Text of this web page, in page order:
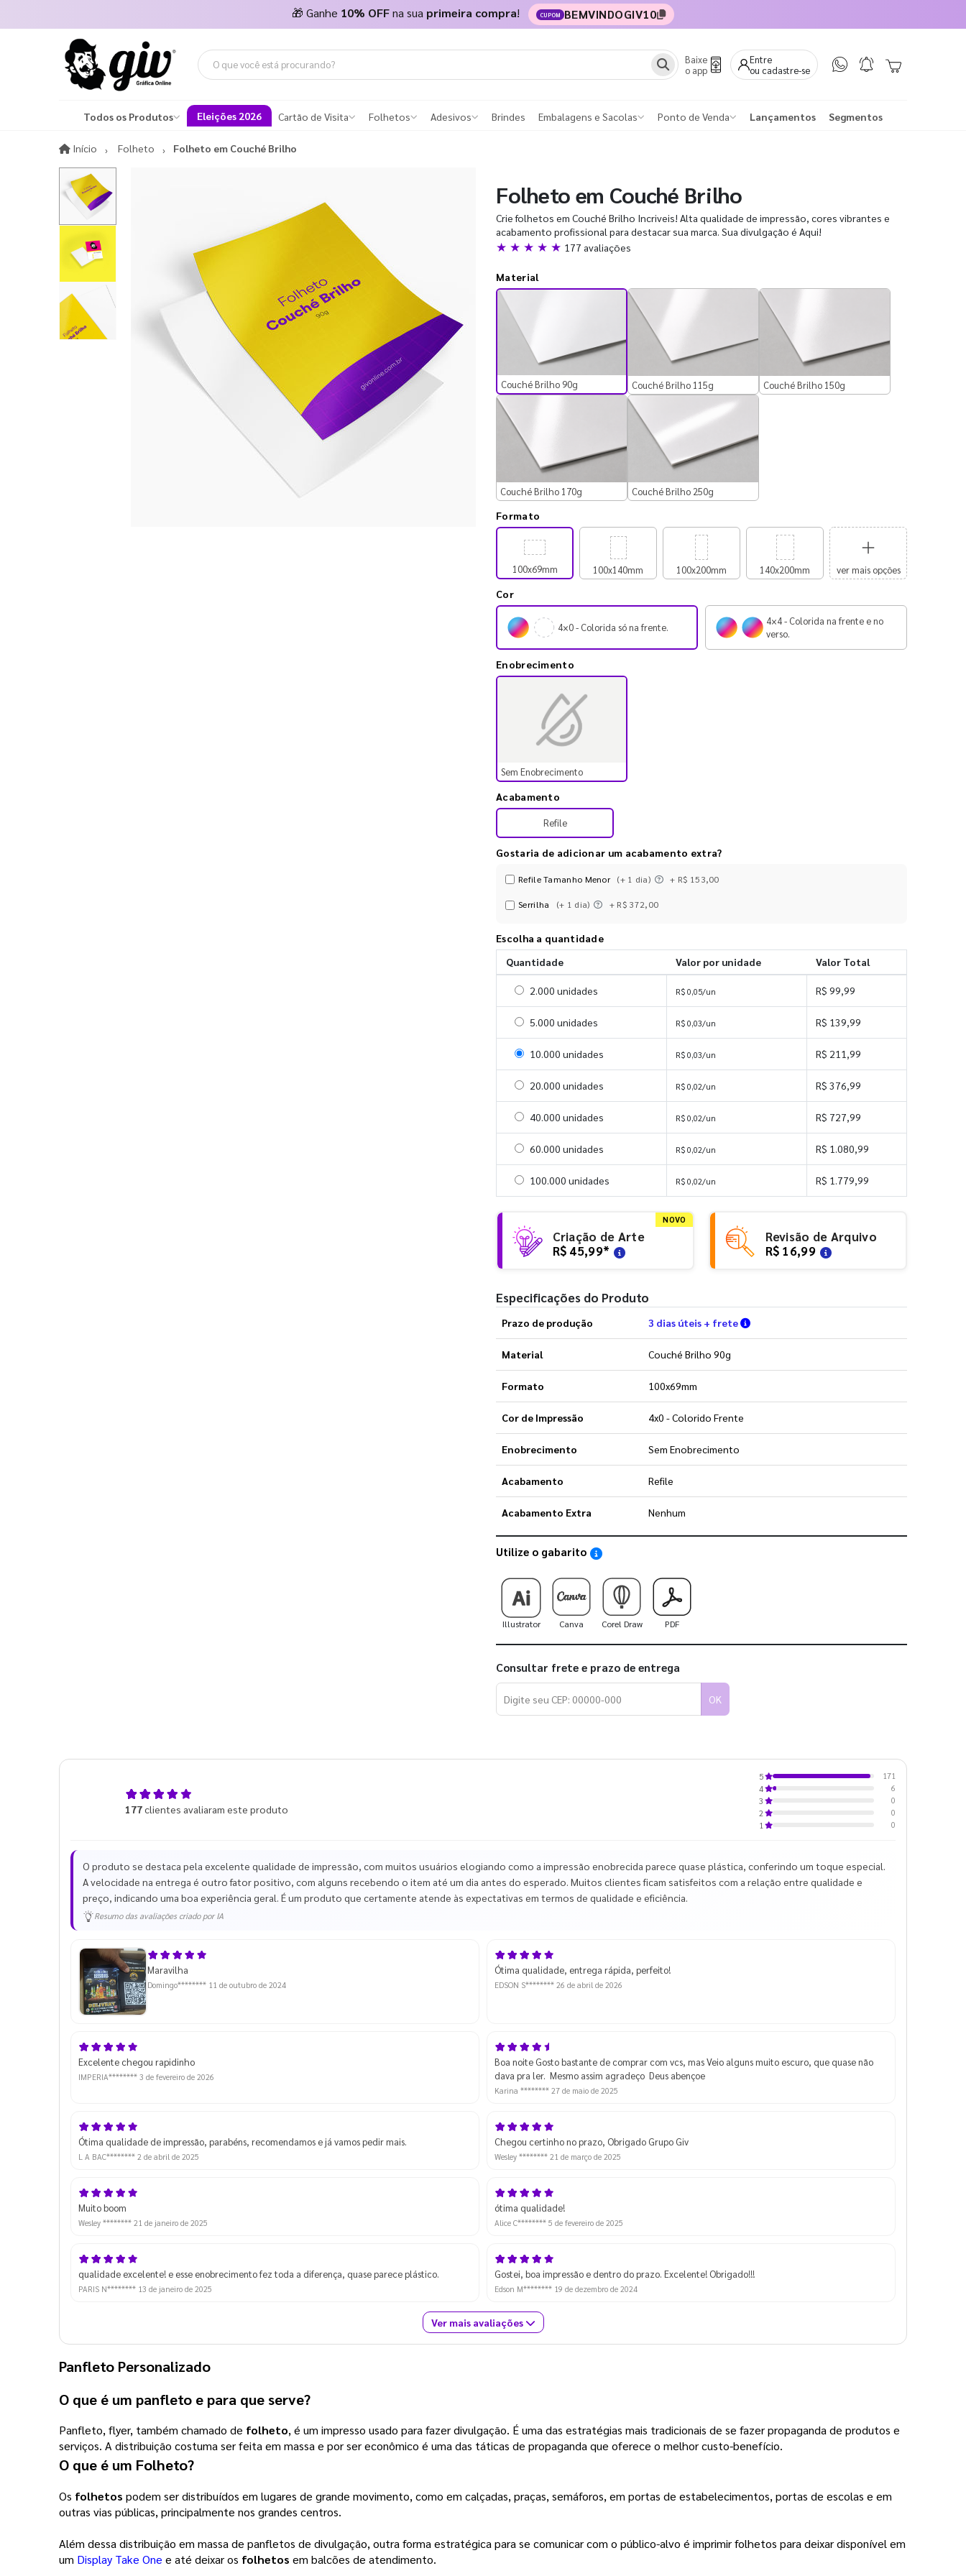
🎁 Ganhe 10% OFFna sua primeira compra! CUPOM BEMVINDOGIV10
Baixe
o app
Entre
ou cadastre-se
Todos os Produtos Eleições 2026 Cartão de Visita Folhetos Adesivos Brindes Embalagens e Sacolas Ponto de Venda Lançamentos Segmentos
Início InícioFolheto Folheto em Couché Brilho
Folheto em Couché Brilho
Crie folhetos em Couché Brilho Incriveis! Alta qualidade de impressão, cores vibrantes e
acabamento profissional para destacar sua marca. Sua divulgação é Aqui!
★ ★ ★ ★ ★ 177 avaliações
Material
Couché Brilho 90g Couché Brilho 115g Couché Brilho 150g
Couché Brilho 170g Couché Brilho 250g
Formato
100x69mm 100x140mm 100x200mm 140x200mm ver mais opções
Cor
4×0 - Colorida só na frente.
4×4 - Colorida na frente e no
verso.
Enobrecimento
Sem Enobrecimento
Acabamento
Refile
Gostaria de adicionar um acabamento extra?
Refile Tamanho Menor (+ 1 dia) + R$ 153,00
Serrilha (+ 1 dia) + R$ 372,00
Escolha a quantidade
Quantidade
Valor por unidade Valor Total
Selecionar 2000 unidades
2.000 unidades R$ 0,05/un R$ 99,99
Selecionar 5000 unidades
5.000 unidades R$ 0,03/un R$ 139,99
Selecionar 10000 unidades
10.000 unidades R$ 0,03/un R$ 211,99
Selecionar 20000 unidades
20.000 unidades R$ 0,02/un R$ 376,99
Selecionar 40000 unidades
40.000 unidades R$ 0,02/un R$ 727,99
Selecionar 60000 unidades
60.000 unidades R$ 0,02/un R$ 1.080,99
Selecionar 100000 unidades
100.000 unidades R$ 0,02/un R$ 1.779,99
NOVO
Criação de Arte
R$ 45,99*
Revisão de Arquivo
R$ 16,99
Especificações do Produto
Prazo de produção 3 dias úteis + frete Verifique as condições de entrega
Material Couché Brilho 90g
Formato 100x69mm
Cor de Impressão 4x0 - Colorido Frente
Enobrecimento Sem Enobrecimento
Acabamento Refile
Acabamento Extra Nenhum
Utilize o gabarito Saiba como utilizar os nossos gabaritos
Illustrator Canva Corel Draw PDF
Consultar frete e prazo de entrega
OK
177clientes avaliaram este produto
5
171
4
6
3
0
2
0
1
0
O produto se destaca pela excelente qualidade de impressão, com muitos usuários elogiando como a impressão enobrecida parece quase plástica, conferindo um toque especial.
A velocidade na entrega é outro fator positivo, com alguns recebendo o item até um dia antes do esperado. Muitos clientes ficam satisfeitos com a relação entre qualidade e
preço, indicando uma boa experiência geral. É um produto que certamente atende às expectativas em termos de qualidade e eficiência.
Resumo das avaliações criado por IA
Maravilha
Domingo******** 11 de outubro de 2024
Ótima qualidade, entrega rápida, perfeito!
EDSON S******** 26 de abril de 2026
Excelente chegou rapidinho
IMPERIA******** 3 de fevereiro de 2026
Boa noite Gosto bastante de comprar com vcs, mas Veio alguns muito escuro, que quase não
dava pra ler. Mesmo assim agradeço Deus abençoe
Karina ******** 27 de maio de 2025
Ótima qualidade de impressão, parabéns, recomendamos e já vamos pedir mais.
L A BAC******** 2 de abril de 2025
Chegou certinho no prazo, Obrigado Grupo Giv
Wesley ******** 21 de março de 2025
Muito boom
Wesley ******** 21 de janeiro de 2025
ótima qualidade!
Alice C******** 5 de fevereiro de 2025
qualidade excelente! e esse enobrecimento fez toda a diferença, quase parece plástico.
PARIS N******** 13 de janeiro de 2025
Gostei, boa impressão e dentro do prazo. Excelente! Obrigado!!!
Edson M******** 19 de dezembro de 2024
Ver mais avaliações
Panfleto Personalizado
O que é um panfleto e para que serve?
Panfleto, flyer, também chamado de folheto, é um impresso usado para fazer divulgação. É uma das estratégias mais tradicionais de se fazer propaganda de produtos e
serviços. A distribuição costuma ser feita em massa e por ser econômico é uma das táticas de propaganda que oferece o melhor custo-benefício.
O que é um Folheto?
Os folhetos podem ser distribuídos em lugares de grande movimento, como em calçadas, praças, semáforos, em portas de estabelecimentos, portas de escolas e em
outras vias públicas, principalmente nos grandes centros.
Além dessa distribuição em massa de panfletos de divulgação, outra forma estratégica para se comunicar com o público-alvo é imprimir folhetos para deixar disponível em
um Display Take One e até deixar os folhetos em balcões de atendimento.